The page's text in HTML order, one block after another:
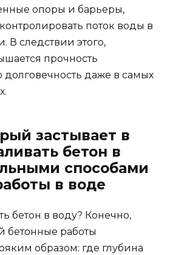
опоры и барьеры,
поток воды в
В следствии этого,
прочность
долговечность даже в самых
застывает в
бетон в
способами
в воде
бетон в воду? Конечно,
бетонные работы
образом: где глубина